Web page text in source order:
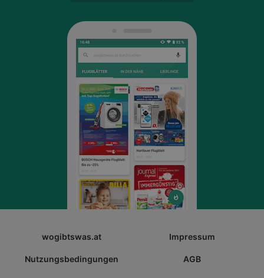
wogibtswas.at Impressum
Nutzungsbedingungen AGB